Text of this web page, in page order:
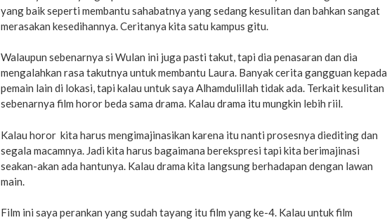
yang baik seperti membantu sahabatnya yang sedang kesulitan dan bahkan sangat
merasakan kesedihannya. Ceritanya kita satu kampus gitu.
Walaupun sebenarnya si Wulan ini juga pasti takut, tapi dia penasaran dan dia
mengalahkan rasa takutnya untuk membantu Laura. Banyak cerita gangguan kepada
pemain lain di lokasi, tapi kalau untuk saya Alhamdulillah tidak ada. Terkait kesulitan
sebenarnya film horor beda sama drama. Kalau drama itu mungkin lebih riil.
Kalau horor kita harus mengimajinasikan karena itu nanti prosesnya diediting dan
segala macamnya. Jadi kita harus bagaimana berekspresi tapi kita berimajinasi
seakan-akan ada hantunya. Kalau drama kita langsung berhadapan dengan lawan
main.
Film ini saya perankan yang sudah tayang itu film yang ke-4. Kalau untuk film